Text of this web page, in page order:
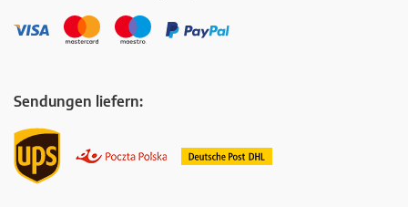
Sendungen liefern: